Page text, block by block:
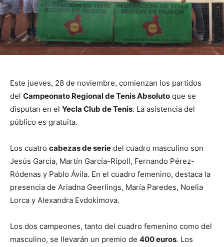
Este jueves, 28 de noviembre, comienzan los partidos
del Campeonato Regional de Tenis Absoluto que se
disputan en el Yecla Club de Tenis. La asistencia del
público es gratuita.
Los cuatro cabezas de serie del cuadro masculino son
Jesús García, Martín García-Ripoll, Fernando Pérez-
Ródenas y Pablo Ávila. En el cuadro femenino, destaca la
presencia de Ariadna Geerlings, María Paredes, Noelia
Lorca y Alexandra Evdokimova.
Los dos campeones, tanto del cuadro femenino como del
masculino, se llevarán un premio de 400 euros. Los